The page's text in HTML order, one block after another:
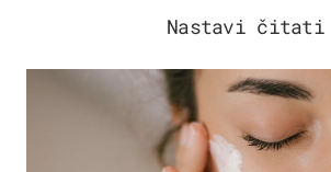
Nastavi čitati
MODA & LJEPOTA